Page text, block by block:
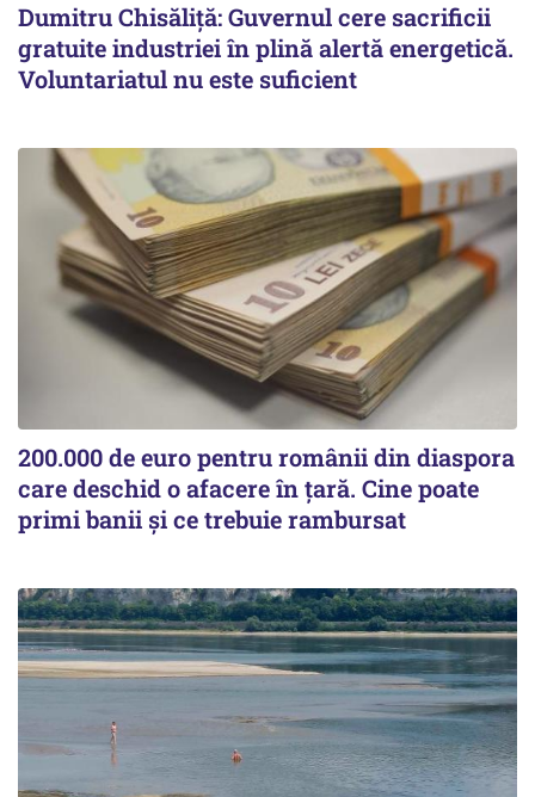
Dumitru Chisăliță: Guvernul cere sacrificii
gratuite industriei în plină alertă energetică.
Voluntariatul nu este suficient
200.000 de euro pentru românii din diaspora
care deschid o afacere în țară. Cine poate
primi banii și ce trebuie rambursat